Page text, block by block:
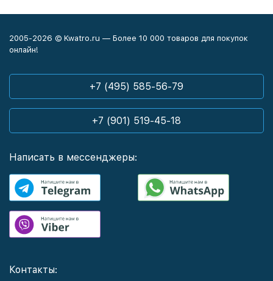
2005-2026 © Kwatro.ru — Более 10 000 товаров для покупок
онлайн!
+7 (495) 585-56-79
+7 (901) 519-45-18
Написать в мессенджеры:
Контакты: